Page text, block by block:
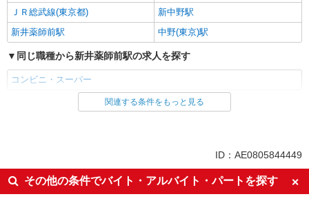
ＪＲ総武線(東京都)
新中野駅
新井薬師前駅
中野(東京)駅
同じ職種から新井薬師前駅の求人を探す
コンビニ・スーパー
同じ雇用形態から新井薬師前駅の求人を探す
未経験歓迎
高校生OK
フリーター歓迎
ミドル（40代～）活躍中
関連する条件をもっと見る
ID：AE0805844449
その他の条件でバイト・アルバイト・パートを探す